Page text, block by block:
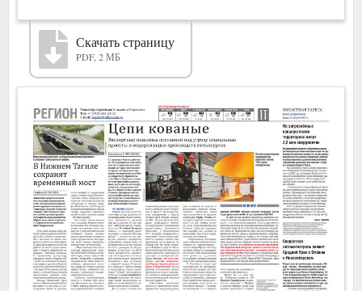
Скачать страницу
PDF, 2 МБ